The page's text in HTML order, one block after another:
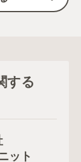
する
ット